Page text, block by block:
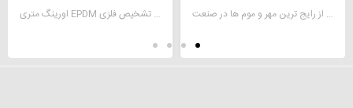
اورینگ یکی از رایج ترین مهر و موم ها در صنعت اورینگ متری EPDM دارای تنوع قابل تشخیص فلزی